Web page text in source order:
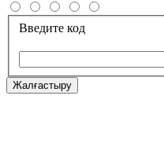
Введите код
Жалғастыру